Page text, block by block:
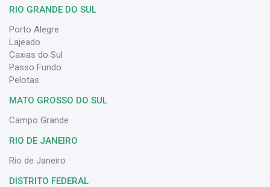
RIO GRANDE DO SUL
Porto Alegre
Lajeado
Caxias do Sul
Passo Fundo
Pelotas
MATO GROSSO DO SUL
Campo Grande
RIO DE JANEIRO
Rio de Janeiro
DISTRITO FEDERAL